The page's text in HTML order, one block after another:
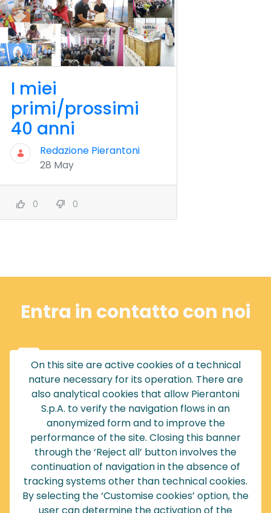
I miei
primi/prossimi
40 anni
Redazione Pierantoni
28 May
0 0
Entra in contatto con noi
051 765467 / 77
info@pierantoni.it
Via Andrea Costa, 9
Granarolo dell'Emilia (BO)
Italy
On this site are active cookies of a technical
nature necessary for its operation. There are
also analytical cookies that allow Pierantoni
S.p.A. to verify the navigation flows in an
anonymized form and to improve the
performance of the site. Closing this banner
through the ‘Reject all’ button involves the
continuation of navigation in the absence of
tracking systems other than technical cookies.
By selecting the ‘Customise cookies’ option, the